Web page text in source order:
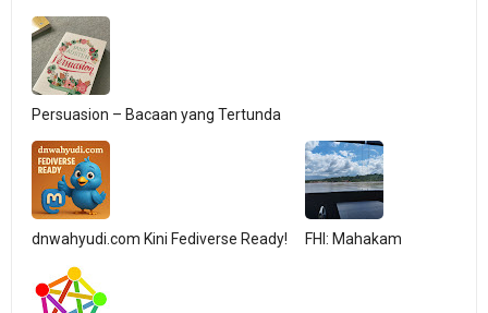
Persuasion – Bacaan yang Tertunda
dnwahyudi.com Kini Fediverse Ready! FHI: Mahakam